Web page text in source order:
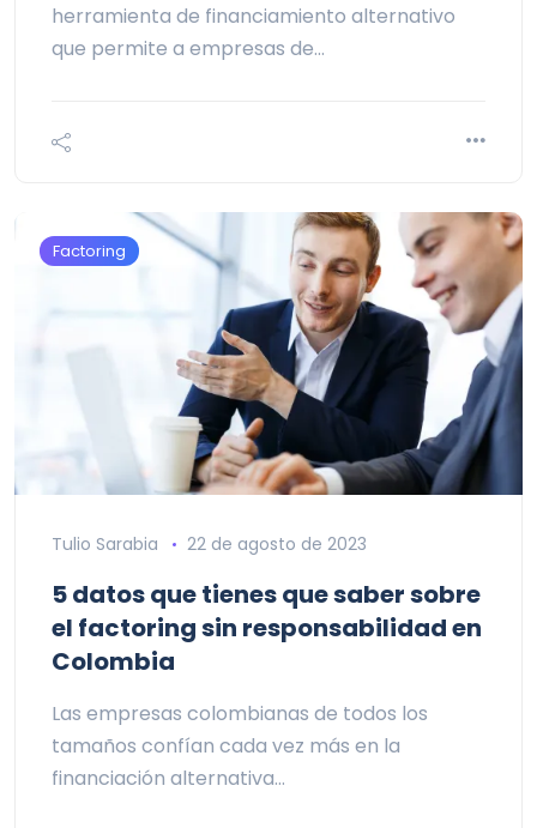
herramienta de financiamiento alternativo
que permite a empresas de…
Factoring
Tulio Sarabia 22 de agosto de 2023
5 datos que tienes que saber sobre
el factoring sin responsabilidad en
Colombia
Las empresas colombianas de todos los
tamaños confían cada vez más en la
financiación alternativa…